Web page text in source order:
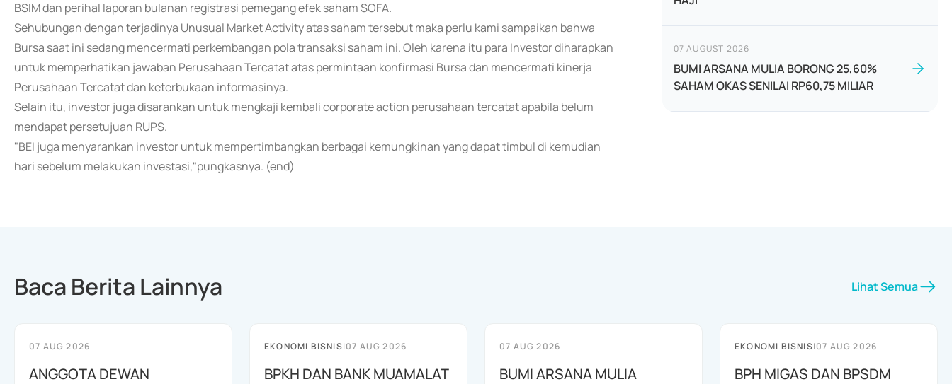
BSIM dan perihal laporan bulanan registrasi pemegang efek saham SOFA.
Sehubungan dengan terjadinya Unusual Market Activity atas saham tersebut maka perlu kami sampaikan bahwa
Bursa saat ini sedang mencermati perkembangan pola transaksi saham ini. Oleh karena itu para Investor diharapkan
untuk memperhatikan jawaban Perusahaan Tercatat atas permintaan konfirmasi Bursa dan mencermati kinerja
Perusahaan Tercatat dan keterbukaan informasinya.
Selain itu, investor juga disarankan untuk mengkaji kembali corporate action perusahaan tercatat apabila belum
mendapat persetujuan RUPS.
"BEI juga menyarankan investor untuk mempertimbangkan berbagai kemungkinan yang dapat timbul di kemudian
hari sebelum melakukan investasi,"pungkasnya. (end)
07 AUGUST 2026
BUMI ARSANA MULIA BORONG 25,60%
SAHAM OKAS SENILAI RP60,75 MILIAR
Baca Berita Lainnya Lihat Semua
07 AUG 2026
ANGGOTA DEWAN
EKONOMI BISNIS|07 AUG 2026
BPKH DAN BANK MUAMALAT
07 AUG 2026
BUMI ARSANA MULIA
EKONOMI BISNIS|07 AUG 2026
BPH MIGAS DAN BPSDM